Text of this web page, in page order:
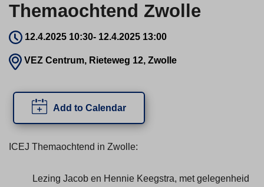
Themaochtend Zwolle
12.4.2025 10:30- 12.4.2025 13:00
VEZ Centrum, Rieteweg 12, Zwolle
Add to Calendar
ICEJ Themaochtend in Zwolle:
Lezing Jacob en Hennie Keegstra, met gelegenheid